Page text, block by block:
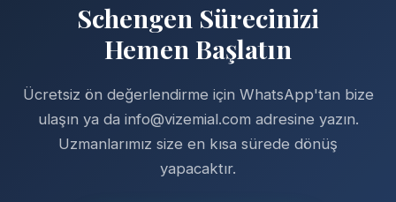
Schengen Sürecinizi
Hemen Başlatın
Ücretsiz ön değerlendirme için WhatsApp'tan bize
ulaşın ya da info@vizemial.com adresine yazın.
Uzmanlarımız size en kısa sürede dönüş
yapacaktır.